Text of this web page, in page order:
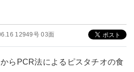
12949号 03面
らPCR法によるピスタチオの食